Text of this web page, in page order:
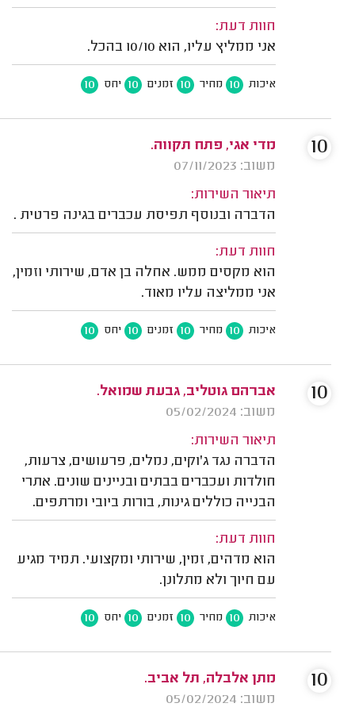
חוות דעת:
אני ממליץ עליו, הוא 10/10 בהכל.
איכות 10 מחיר 10 זמנים 10 יחס 10
מדי אגי, פתח תקווה.
משוב: 07/11/2023
תיאור השירות:
הדברה ובנוסף תפיסת עכברים בגינה פרטית .
חוות דעת:
הוא מקסים ממש. אחלה בן אדם, שירותי וזמין,
אני ממליצה עליו מאוד.
איכות 10 מחיר 10 זמנים 10 יחס 10
10
אברהם גוטליב, גבעת שמואל.
משוב: 05/02/2024
תיאור השירות:
הדברה נגד ג'וקים, נמלים, פרעושים, צרעות,
חולדות ועכברים בבתים ובניינים שונים. אתרי
הבנייה כוללים גינות, בורות ביובי ומרתפים.
חוות דעת:
הוא מדהים, זמין, שירותי ומקצועי. תמיד מגיע
עם חיוך ולא מתלונן.
איכות 10 מחיר 10 זמנים 10 יחס 10
10
מתן אלבלה, תל אביב.
משוב: 05/02/2024
10